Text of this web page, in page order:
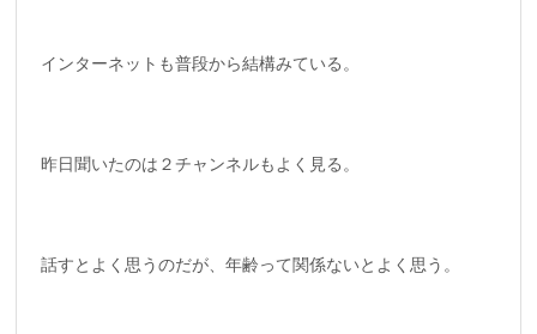
インターネットも普段から結構みている。
昨日聞いたのは２チャンネルもよく見る。
話すとよく思うのだが、年齢って関係ないとよく思う。